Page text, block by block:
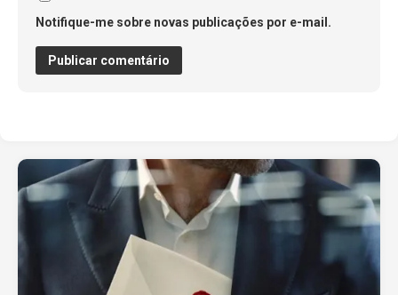
Notifique-me sobre novas publicações por e-mail.